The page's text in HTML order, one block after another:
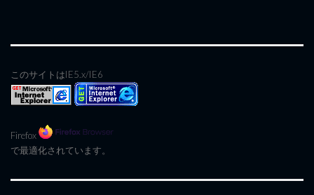
このサイトはIE5.x/IE6
Firefox
で最適化されています。